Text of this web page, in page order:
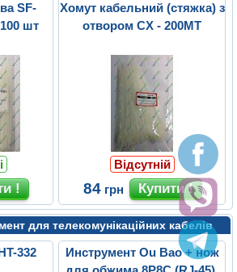
SF-
шт
Хомут кабельний (стяжка) з
отвором CX - 200MT
Відсутній
84 грн
для телекомунікаційних кабелів
332
Инструмент Ou Bao + нож